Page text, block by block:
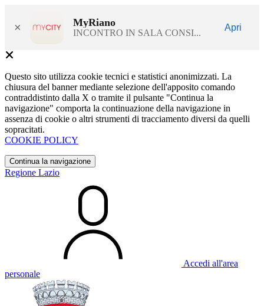
× MyRiano
INCONTRO IN SALA CONSI...
Apri
Questo sito utilizza cookie tecnici e statistici anonimizzati. La
chiusura del banner mediante selezione dell'apposito comando
contraddistinto dalla X o tramite il pulsante "Continua la
navigazione" comporta la continuazione della navigazione in
assenza di cookie o altri strumenti di tracciamento diversi da quelli
sopracitati.
COOKIE POLICY
Continua la navigazione
Regione Lazio
Accedi all'area
personale